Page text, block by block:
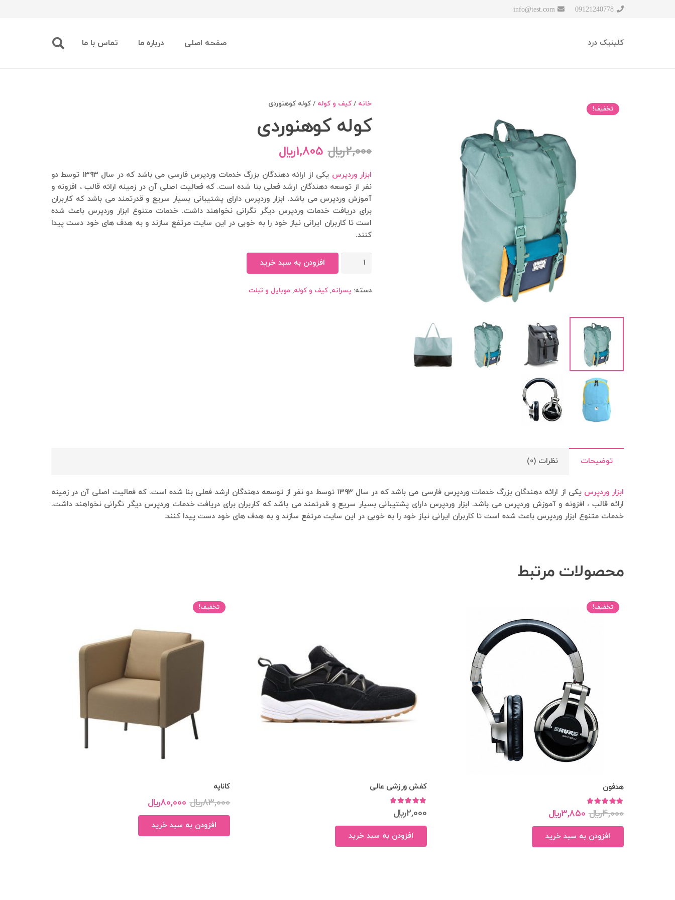
09121240778
info@test.com
کلینیک درد صفحه اصلی درباره ما تماس با ما
تخفیف!
خانه / کیف و کوله / کوله کوهنوردی
کوله کوهنوردی
2,000﷼ 1,805﷼
ابزار وردپرس
یکی از ارائه دهندگان بزرگ خدمات وردپرس فارسی می باشد که در سال ۱۳۹۳ توسط دو
نفر از توسعه دهندگان ارشد فعلی بنا شده است. که فعالیت اصلی آن در زمینه ارائه قالب ، افزونه و
آموزش وردپرس می باشد. ابزار وردپرس دارای پشتیبانی بسیار سریع و قدرتمند می باشد که کاربران
برای دریافت خدمات وردپرس دیگر نگرانی نخواهند داشت. خدمات متنوع ابزار وردپرس باعث شده
است تا کاربران ایرانی نیاز خود را به خوبی در این سایت مرتفع سازند و به هدف های خود دست پیدا
کنند.
کوله
افزودن به سبد خرید
دسته: پسرانه, کیف و کوله, موبایل و تبلت
توضیحات نظرات (0)
ابزار وردپرس
یکی از ارائه دهندگان بزرگ خدمات وردپرس فارسی می باشد که در سال ۱۳۹۳ توسط دو نفر از توسعه دهندگان ارشد فعلی بنا شده است. که فعالیت اصلی آن در زمینه
ارائه قالب ، افزونه و آموزش وردپرس می باشد. ابزار وردپرس دارای پشتیبانی بسیار سریع و قدرتمند می باشد که کاربران برای دریافت خدمات وردپرس دیگر نگرانی نخواهند داشت.
خدمات متنوع ابزار وردپرس باعث شده است تا کاربران ایرانی نیاز خود را به خوبی در این سایت مرتفع سازند و به هدف های خود دست پیدا کنند.
محصولات مرتبط
تخفیف!
هدفون
امتیاز
5.00 از 5 4,000﷼ 3,850﷼
افزودن به سبد خرید
کفش ورزشی عالی
امتیاز
5.00 2,000﷼
افزودن به سبد خرید
تخفیف!
کاناپه
83,000﷼ 80,000﷼
افزودن به سبد خرید